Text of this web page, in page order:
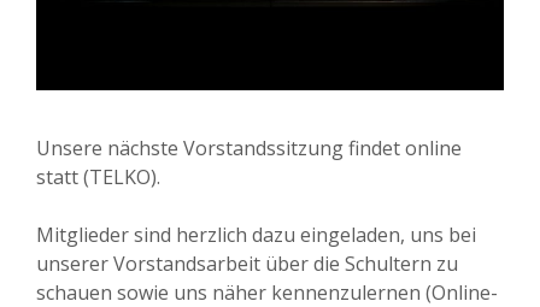
Unsere nächste Vorstandssitzung findet online
statt (TELKO).
Mitglieder sind herzlich dazu eingeladen, uns bei
unserer Vorstandsarbeit über die Schultern zu
schauen sowie uns näher kennenzulernen (Online-